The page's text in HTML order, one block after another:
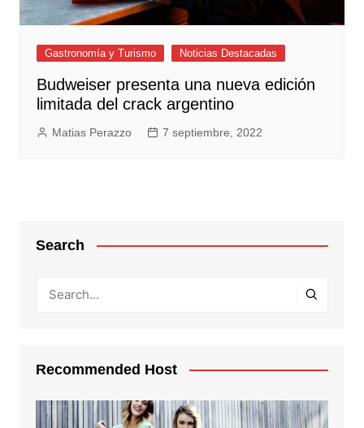
Gastronomía y Turismo Noticias Destacadas
Budweiser presenta una nueva edición
limitada del crack argentino
Matias Perazzo 7 septiembre, 2022
Search
Recommended Host